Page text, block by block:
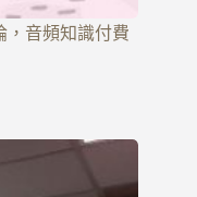
，音頻知識付費